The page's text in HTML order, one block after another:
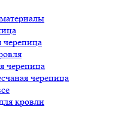
черепица
черепица
черепица
кровли